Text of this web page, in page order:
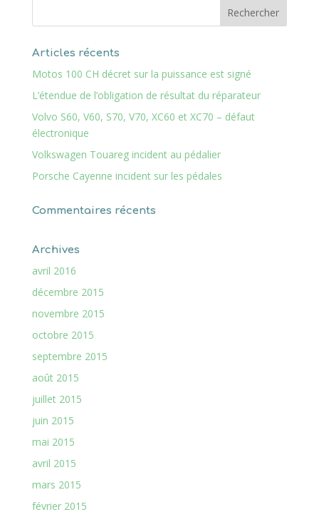
Articles récents
Motos 100 CH décret sur la puissance est signé
L’étendue de l’obligation de résultat du réparateur
Volvo S60, V60, S70, V70, XC60 et XC70 – défaut
électronique
Volkswagen Touareg incident au pédalier
Porsche Cayenne incident sur les pédales
Commentaires récents
Archives
avril 2016
décembre 2015
novembre 2015
octobre 2015
septembre 2015
août 2015
juillet 2015
juin 2015
mai 2015
avril 2015
mars 2015
février 2015